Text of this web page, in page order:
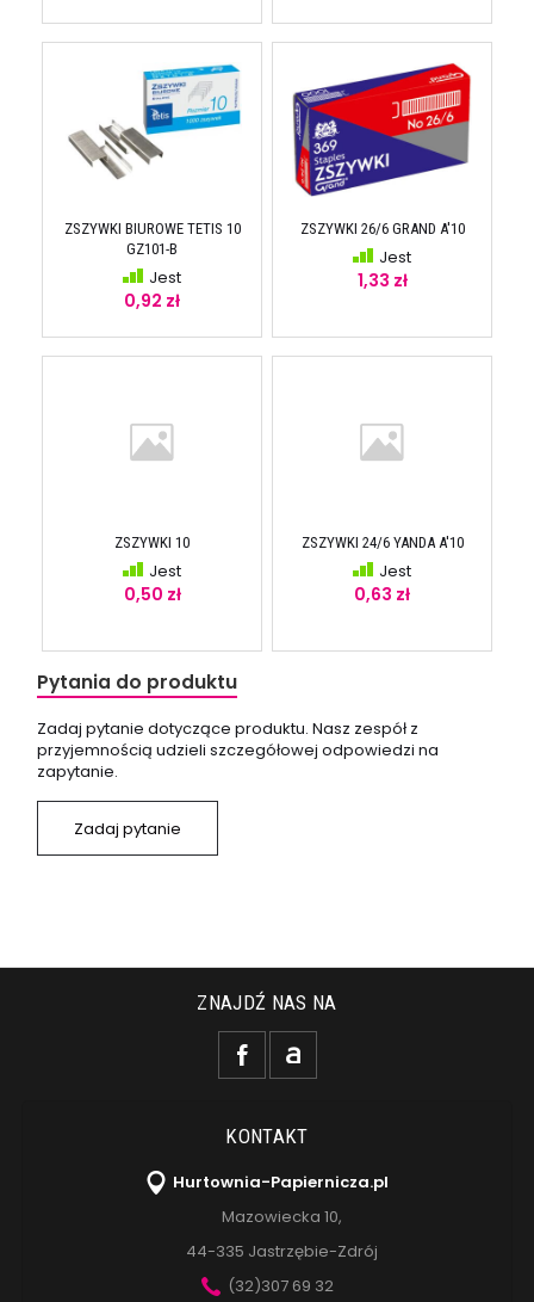
ZSZYWKI BIUROWE TETIS 10
GZ101-B
Jest
0,92 zł
ZSZYWKI 26/6 GRAND A'10
Jest
1,33 zł
ZSZYWKI 10
Jest
0,50 zł
ZSZYWKI 24/6 YANDA A'10
Jest
0,63 zł
Pytania do produktu
Zadaj pytanie dotyczące produktu. Nasz zespół z
przyjemnością udzieli szczegółowej odpowiedzi na
zapytanie.
Zadaj pytanie
ZNAJDŹ NAS NA
KONTAKT
Hurtownia-Papiernicza.pl
Mazowiecka 10,
44-335 Jastrzębie-Zdrój
(32)307 69 32